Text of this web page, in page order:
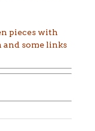
pieces with
some links